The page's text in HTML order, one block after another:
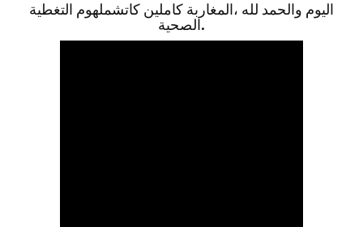
اليوم والحمد لله ،المغاربة كاملين كاتشملهوم التغطية
الصحية.